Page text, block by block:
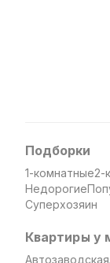
Подборки
1-комнатные2-
Недорогие
Суперхозяин
Квартиры у
Автозаводская